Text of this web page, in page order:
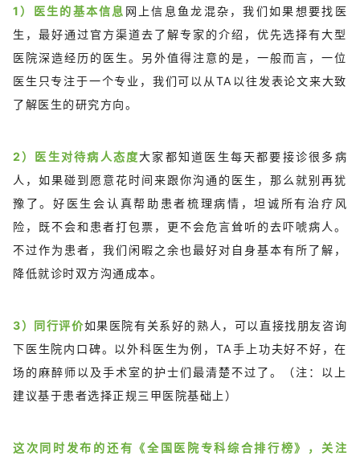
1）医生的基本信息 网上信息鱼龙混杂，我们如果想要找医
生，最好通过官方渠道去了解专家的介绍，优先选择有大型
医院深造经历的医生。另外值得注意的是，一般而言，一位
医生只专注于一个专业，我们可以从TA以往发表论文来大致
了解医生的研究方向。
2）医生对待病人态度大家都知道医生每天都要接诊很多病
人，如果碰到愿意花时间来跟你沟通的医生，那么就别再犹
豫了。好医生会认真帮助患者梳理病情，坦诚所有治疗风
险，既不会和患者打包票，更不会危言耸听的去吓唬病人。
不过作为患者，我们闲暇之余也最好对自身基本有所了解，
降低就诊时双方沟通成本。
3）同行评价如果医院有关系好的熟人，可以直接找朋友咨询
下医生院内口碑。以外科医生为例，TA手上功夫好不好，在
场的麻醉师以及手术室的护士们最清楚不过了。（注：以上
建议基于患者选择正规三甲医院基础上）
这次同时发布的还有《全国医院专科综合排行榜》，关注